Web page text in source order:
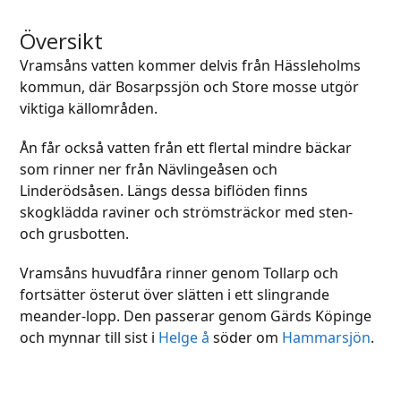
go
to
the
first
slide
to
the
Översikt
Vramsåns vatten kommer delvis från Hässleholms
kommun, där Bosarpssjön och Store mosse utgör
viktiga källområden.
Ån får också vatten från ett flertal mindre bäckar
som rinner ner från Nävlingeåsen och
Linderödsåsen. Längs dessa biflöden finns
skogklädda raviner och strömsträckor med sten-
och grusbotten.
Vramsåns huvudfåra rinner genom Tollarp och
fortsätter österut över slätten i ett slingrande
meander-lopp. Den passerar genom Gärds Köpinge
och mynnar till sist i Helge å söder om Hammarsjön.